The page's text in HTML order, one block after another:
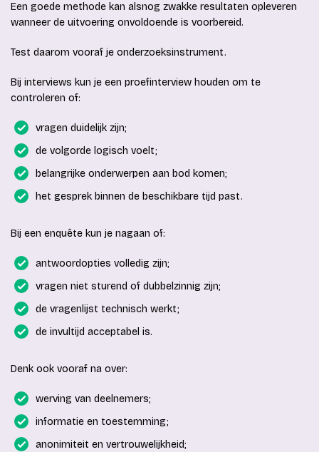
Een goede methode kan alsnog zwakke resultaten opleveren
wanneer de uitvoering onvoldoende is voorbereid.
Test daarom vooraf je onderzoeksinstrument.
Bij interviews kun je een proefinterview houden om te
controleren of:
vragen duidelijk zijn;
de volgorde logisch voelt;
belangrijke onderwerpen aan bod komen;
het gesprek binnen de beschikbare tijd past.
Bij een enquête kun je nagaan of:
antwoordopties volledig zijn;
vragen niet sturend of dubbelzinnig zijn;
de vragenlijst technisch werkt;
de invultijd acceptabel is.
Denk ook vooraf na over:
werving van deelnemers;
informatie en toestemming;
anonimiteit en vertrouwelijkheid;